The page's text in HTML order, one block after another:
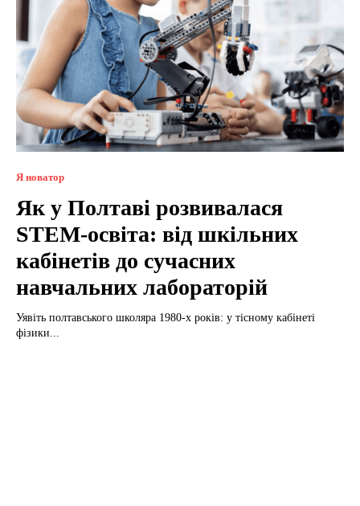
Я новатор
Як у Полтаві розвивалася
STEM-освіта: від шкільних
кабінетів до сучасних
навчальних лабораторій
Уявіть полтавського школяра 1980-х років: у тісному кабінеті
фізики...